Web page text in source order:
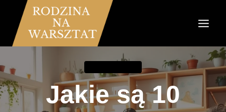
Przejdź
treści
Jakie są 10